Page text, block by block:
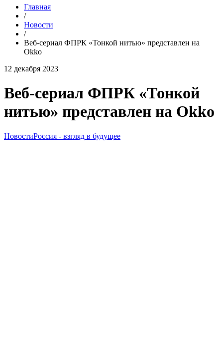
Главная
/
Новости
/
Веб-сериал ФПРК «Тонкой нитью» представлен на
Okko
12 декабря 2023
Веб-сериал ФПРК «Тонкой
нитью» представлен на Okko
НовостиРоссия - взгляд в будущее